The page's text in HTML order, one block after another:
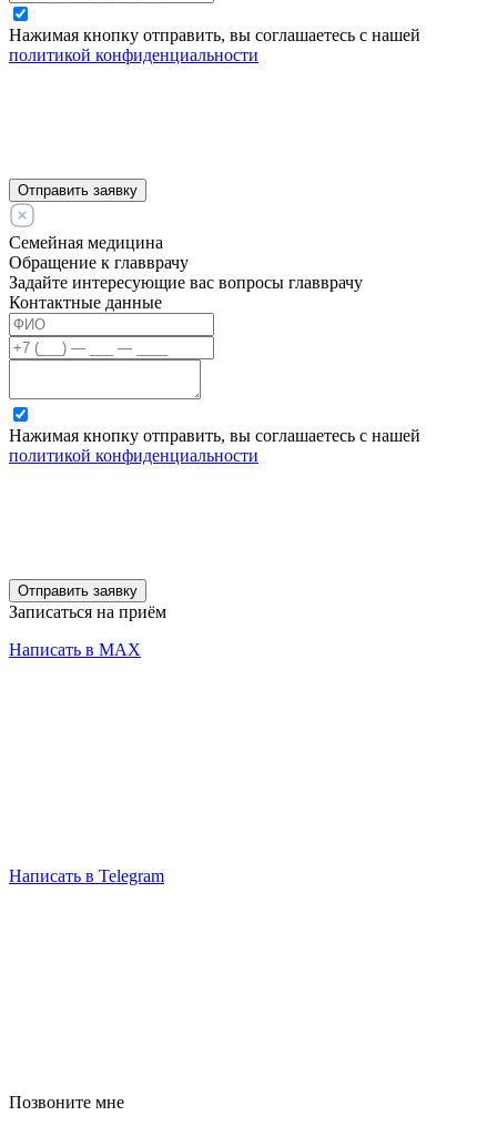
Нажимая кнопку отправить, вы соглашаетесь с нашей
политикой конфиденциальности
Отправить заявку
Семейная медицина
Обращение к главврачу
Задайте интересующие вас вопросы главврачу
Контактные данные
Нажимая кнопку отправить, вы соглашаетесь с нашей
политикой конфиденциальности
Отправить заявку
Записаться на приём
Написать в MAX
Написать в Telegram
Позвоните мне